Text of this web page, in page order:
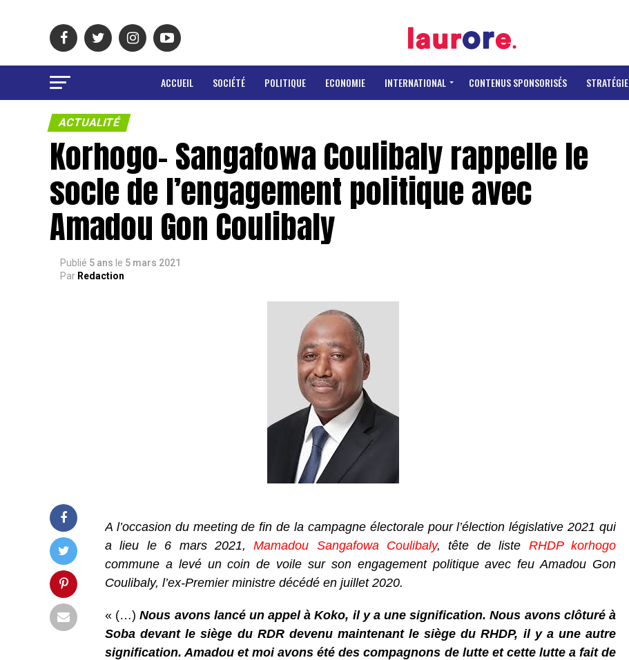
ACCUEIL SOCIÉTÉ POLITIQUE ECONOMIE INTERNATIONAL CONTENUS SPONSORISÉS STRATÉGIE
ACTUALITÉ
Korhogo- Sangafowa Coulibaly rappelle le
socle de l’engagement politique avec
Amadou Gon Coulibaly
Publié 5 ans le 5 mars 2021
Par Redaction
A l’occasion du meeting de fin de la campagne électorale pour l’élection législative 2021 qui
a lieu le 6 mars 2021,Mamadou Sangafowa Coulibaly, tête de liste RHDP korhogo
commune a levé un coin de voile sur son engagement politique avec feu Amadou Gon
Coulibaly, l’ex-Premier ministre décédé en juillet 2020.
« (…)Nous avons lancé un appel à Koko, il y a une signification. Nous avons clôturé à
Soba devant le siège du RDR devenu maintenant le siège du RHDP, il y a une autre
signification. Amadou et moi avons été des compagnons de lutte et cette lutte a fait de